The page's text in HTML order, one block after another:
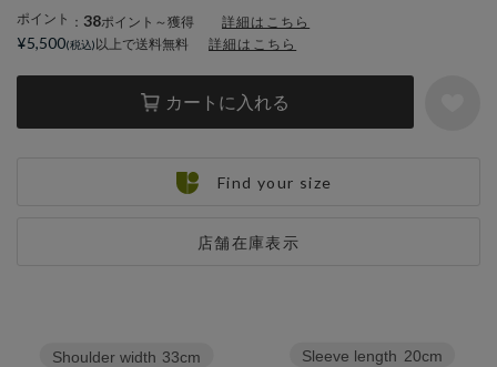
ポイント ： 38ポイント～獲得 詳細はこちら
カートに入れる
店舗在庫表示
¥5,500 以上で送料無料 詳細はこちら
Find your size
Sleeve length 20cm
Shoulder width 33cm